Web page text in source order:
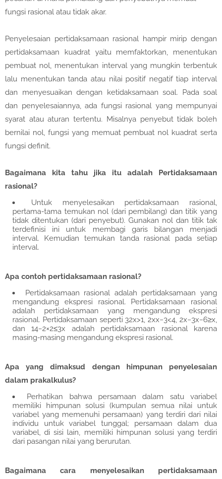
fungsi rasional atau tidak akar.
Penyelesaian pertidaksamaan rasional hampir mirip dengan
pertidaksamaan kuadrat yaitu memfaktorkan, menentukan
pembuat nol, menentukan interval yang mungkin terbentuk
lalu menentukan tanda atau nilai positif negatif tiap interval
dan menyesuaikan dengan ketidaksamaan soal. Pada soal
dan penyelesaiannya, ada fungsi rasional yang mempunyai
syarat atau aturan tertentu. Misalnya penyebut tidak boleh
bernilai nol, fungsi yang memuat pembuat nol kuadrat serta
fungsi definit.
Bagaimana kita tahu jika itu adalah Pertidaksamaan
rasional?
Untuk menyelesaikan pertidaksamaan rasional,
pertama-tama temukan nol (dari pembilang) dan titik yang
tidak ditentukan (dari penyebut). Gunakan nol dan titik tak
terdefinisi ini untuk membagi garis bilangan menjadi
interval. Kemudian temukan tanda rasional pada setiap
interval.
Apa contoh pertidaksamaan rasional?
Pertidaksamaan rasional adalah pertidaksamaan yang
mengandung ekspresi rasional. Pertidaksamaan rasional
adalah pertidaksamaan yang mengandung ekspresi
rasional. Pertidaksamaan seperti 32x>1, 2xx−3<4, 2x−3x−6≥x,
dan 14−2×2≤3x adalah pertidaksamaan rasional karena
masing-masing mengandung ekspresi rasional.
Apa yang dimaksud dengan himpunan penyelesaian
dalam prakalkulus?
Perhatikan bahwa persamaan dalam satu variabel
memiliki himpunan solusi (kumpulan semua nilai untuk
variabel yang memenuhi persamaan) yang terdiri dari nilai
individu untuk variabel tunggal; persamaan dalam dua
variabel, di sisi lain, memiliki himpunan solusi yang terdiri
dari pasangan nilai yang berurutan.
Bagaimana cara menyelesaikan pertidaksamaan